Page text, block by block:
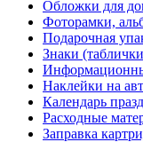
Обложки для
Фоторамки,
Подарочная
Знаки
Наклейки на
Календарь
Расходные
Заправка